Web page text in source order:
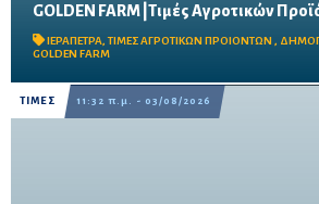
GOLDEN FARM |Τιμές Αγροτικών
ΙΕΡΑΠΕΤΡΑ,ΤΙΜΕΣ ΑΓΡΟΤΙΚΩΝ ΠΡΟΙΟΝΤΩΝ ,
GOLDEN FARM
Δείτε τις σημερινές τιμές του
ΤΙΜΕΣ 11:32 π.μ. - 03/08/2026